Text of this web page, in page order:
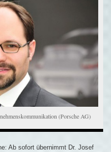
(Porsche AG)
Ab sofort übernimmt Dr. Josef